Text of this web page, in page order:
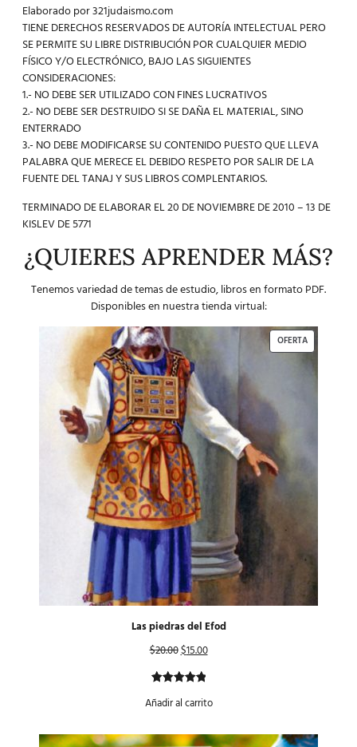
Elaborado por 321judaismo.com
TIENE DERECHOS RESERVADOS DE AUTORÍA INTELECTUAL PERO
SE PERMITE SU LIBRE DISTRIBUCIÓN POR CUALQUIER MEDIO
FÍSICO Y/O ELECTRÓNICO, BAJO LAS SIGUIENTES
CONSIDERACIONES:
1.- NO DEBE SER UTILIZADO CON FINES LUCRATIVOS
2.- NO DEBE SER DESTRUIDO SI SE DAÑA EL MATERIAL, SINO
ENTERRADO
3.- NO DEBE MODIFICARSE SU CONTENIDO PUESTO QUE LLEVA
PALABRA QUE MERECE EL DEBIDO RESPETO POR SALIR DE LA
FUENTE DEL TANAJ Y SUS LIBROS COMPLENTARIOS.
TERMINADO DE ELABORAR EL 20 DE NOVIEMBRE DE 2010 – 13 DE
KISLEV DE 5771
¿QUIERES APRENDER MÁS?
Tenemos variedad de temas de estudio, libros en formato PDF.
Disponibles en nuestra tienda virtual:
OFERTA
Las piedras del Efod
$20.00$15.00
con 5.00
base a
Añadir al carrito